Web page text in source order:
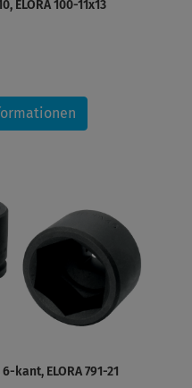
ELORA 100-11x13
kant, ELORA 791-21